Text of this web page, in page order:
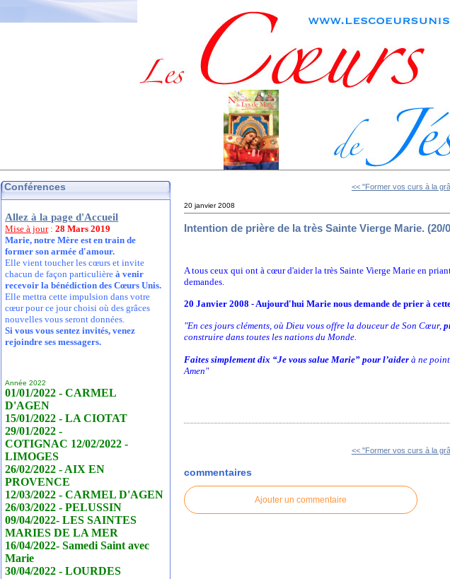
Conférences
Allez à la page d'Accueil
Mise à jour:28 Mars 2019
Marie, notre Mère est en train de
former son armée d'amour.
Elle vient toucher les cœurs et invite
chacun de façon particulièreà venir
recevoir la bénédiction des Cœurs Unis.
Elle mettra cette impulsion dans votre
cœur pour ce jour choisi où des grâces
nouvelles vous seront données.
Si vous vous sentez invités, venez
rejoindre ses messagers.
Année 2022
01/01/2022 - CARMEL
D'AGEN
15/01/2022 - LA CIOTAT
29/01/2022 -
COTIGNAC 12/02/2022 -
LIMOGES
26/02/2022 - AIX EN
PROVENCE
12/03/2022 - CARMEL D'AGEN
26/03/2022 - PELUSSIN
09/04/2022- LES SAINTES
MARIES DE LA MER
16/04/2022- Samedi Saint avec
Marie
30/04/2022 - LOURDES
<< "Former vos curs à la
20 janvier 2008
Intention de prière de la très Sainte Vierge Marie. (20/
A tous ceux qui ont à cœur d'aider la très Sainte Vierge Marie en
demandes.
20 Janvier 2008 - Aujourd'hui Marie nous demande de prier à
"En ces jours cléments, où Dieu vous offre la douceur de Son Cœur,
construire dans toutes les nations du Monde.
Faites simplement dix “Je vous salue Marie” pour l’aider à ne
Amen"
<< "Former vos curs à la
commentaires
Ajouter un commentaire